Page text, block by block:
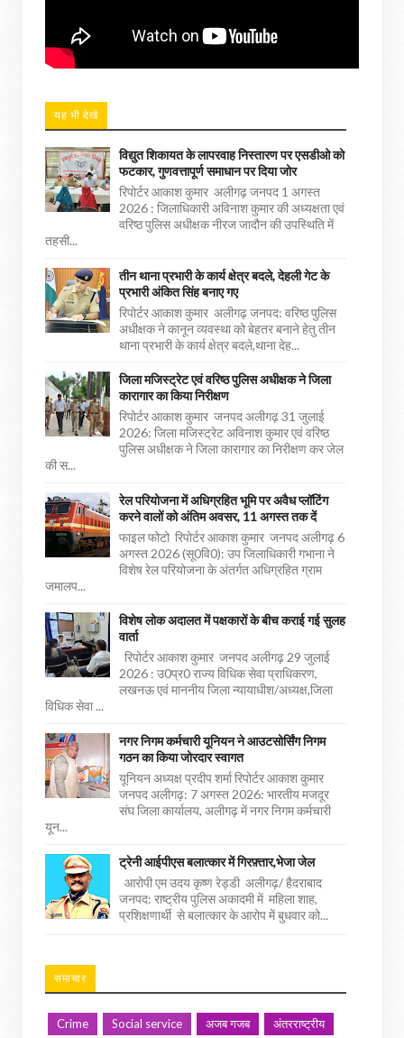
यह भी देखें
विद्युत शिकायत के लापरवाह निस्तारण पर एसडीओ को
फटकार, गुणवत्तापूर्ण समाधान पर दिया जोर
रिपोर्टर आकाश कुमार अलीगढ़ जनपद 1 अगस्त
2026 : जिलाधिकारी अविनाश कुमार की अध्यक्षता एवं
वरिष्ठ पुलिस अधीक्षक नीरज जादौन की उपस्थिति में
तहसी...
तीन थाना प्रभारी के कार्य क्षेत्र बदले, देहली गेट के
प्रभारी अंकित सिंह बनाए गए
रिपोर्टर आकाश कुमार अलीगढ़ जनपद: वरिष्ठ पुलिस
अधीक्षक ने कानून व्यवस्था को बेहतर बनाने हेतु तीन
थाना प्रभारी के कार्य क्षेत्र बदले,थाना देह...
जिला मजिस्ट्रेट एवं वरिष्ठ पुलिस अधीक्षक ने जिला
कारागार का किया निरीक्षण
रिपोर्टर आकाश कुमार जनपद अलीगढ़ 31 जुलाई
2026: जिला मजिस्ट्रेट अविनाश कुमार एवं वरिष्ठ
पुलिस अधीक्षक ने जिला कारागार का निरीक्षण कर जेल
की स...
रेल परियोजना में अधिग्रहित भूमि पर अवैध प्लॉटिंग
करने वालों को अंतिम अवसर, 11 अगस्त तक दें
फाइल फोटो रिपोर्टर आकाश कुमार जनपद अलीगढ़ 6
अगस्त 2026 (सू0वि0): उप जिलाधिकारी गभाना ने
विशेष रेल परियोजना के अंतर्गत अधिग्रहित ग्राम
जमालप...
विशेष लोक अदालत में पक्षकारों के बीच कराई गई सुलह
वार्ता
रिपोर्टर आकाश कुमार जनपद अलीगढ़ 29 जुलाई
2026 : उ0प्र0 राज्य विधिक सेवा प्राधिकरण,
लखनऊ एवं माननीय जिला न्यायाधीश/अध्यक्ष,जिला
विधिक सेवा ...
नगर निगम कर्मचारी यूनियन ने आउटसोर्सिंग निगम
गठन का किया जोरदार स्वागत
यूनियन अध्यक्ष प्रदीप शर्मा रिपोर्टर आकाश कुमार
जनपद अलीगढ़: 7 अगस्त 2026: भारतीय मजदूर
संघ जिला कार्यालय, अलीगढ़ में नगर निगम कर्मचारी
यून...
ट्रेनी आईपीएस बलात्कार में गिरफ़्तार,भेजा जेल
आरोपी एम उदय कृष्ण रेड्डी अलीगढ़/ हैदराबाद
जनपद: राष्ट्रीय पुलिस अकादमी में महिला शाह,
प्रशिक्षणार्थी से बलात्कार के आरोप में बुधवार को...
समाचार
Crime Social service अजब गजब अंतरराष्ट्रीय